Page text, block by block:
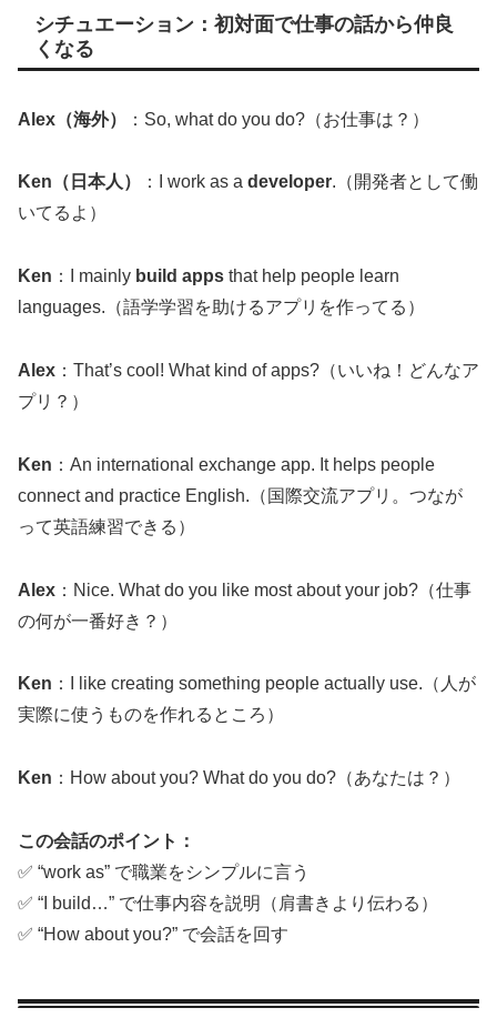
シチュエーション：初対面で仕事の話から仲良
くなる
Alex（海外） ：So, what do you do?（お仕事は？）
Ken（日本人） ：I work as a developer.（開発者として働
いてるよ）
Ken ：I mainly build apps that help people learn
languages.（語学学習を助けるアプリを作ってる）
Alex ：That’s cool! What kind of apps?（いいね！どんなア
プリ？）
Ken ：An international exchange app. It helps people
connect and practice English.（国際交流アプリ。つなが
って英語練習できる）
Alex ：Nice. What do you like most about your job?（仕事
の何が一番好き？）
Ken ：I like creating something people actually use.（人が
実際に使うものを作れるところ）
Ken ：How about you? What do you do?（あなたは？）
この会話のポイント：
✅ “work as” で職業をシンプルに言う
✅ “I build…” で仕事内容を説明（肩書きより伝わる）
✅ “How about you?” で会話を回す